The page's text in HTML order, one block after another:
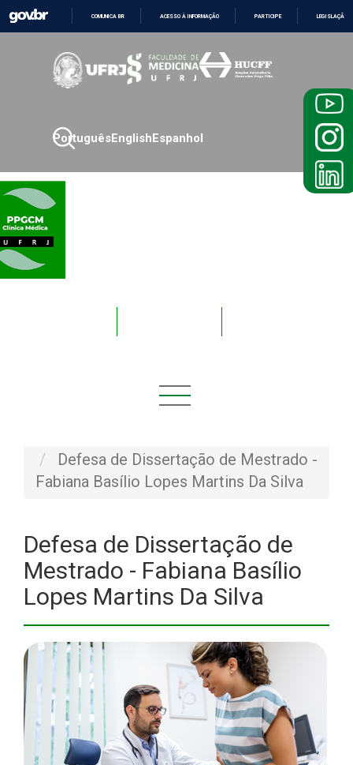
O
CONTEÚDO
COMUNICA BR ACESSO À INFORMAÇÃO PARTICIPE LEGISLAÇÃO
PortuguêsEnglishEspanhol
Defesa de Dissertação de Mestrado -
Fabiana Basílio Lopes Martins Da Silva
Defesa de Dissertação de
Mestrado - Fabiana Basílio
Lopes Martins Da Silva